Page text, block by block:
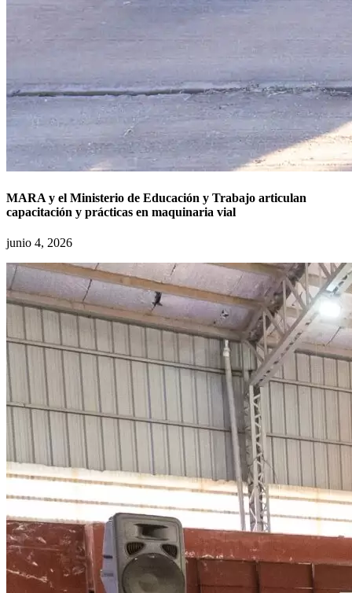
MARA y el Ministerio de Educación y Trabajo articulan
capacitación y prácticas en maquinaria vial
junio 4, 2026